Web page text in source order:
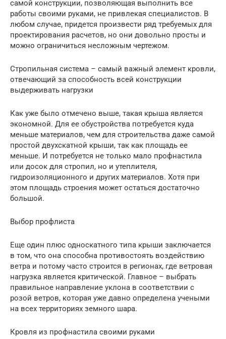
самой конструкции, позволяющая выполнить все
работы своими руками, не привлекая специалистов. В
любом случае, придется произвести ряд требуемых для
проектирования расчетов, но они довольно просты и
можно ограничиться несложным чертежом.
Стропильная система – самый важный элемент кровли,
отвечающий за способность всей конструкции
выдерживать нагрузки
Как уже было отмечено выше, такая крыша является
экономной. Для ее обустройства потребуется куда
меньше материалов, чем для строительства даже самой
простой двухскатной крыши, так как площадь ее
меньше. И потребуется не только мало профнастила
или досок для стропил, но и утеплителя,
гидроизоляционного и других материалов. Хотя при
этом площадь строения может остаться достаточно
большой.
Выбор профлиста
Еще один плюс односкатного типа крыши заключается
в том, что она способна противостоять воздействию
ветра и потому часто строится в регионах, где ветровая
нагрузка является критической. Главное – выбрать
правильное направление уклона в соответствии с
розой ветров, которая уже давно определена учеными
на всех территориях земного шара.
Кровля из профнастила своими руками